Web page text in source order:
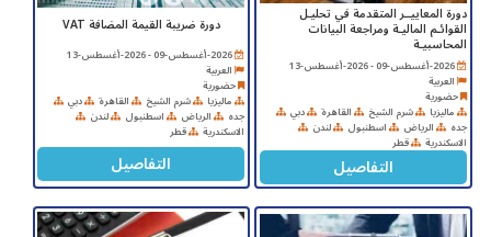
دورة المعاييــر المتقدمة في تحليـل
القوائـم الماليـة ومراجعة البيانات
المحاسبيـة
2026-أغسطس-09 - 2026-أغسطس-13
العربية
حضورية
ماليزيا شرم الشيخ القاهرة دبي
جده الرياض اسطنبول لندن
الاسكندرية قطر
التفاصيل
دورة ضريبة القيمة المضافة VAT
2026-أغسطس-09 - 2026-أغسطس-13
العربية
حضورية
ماليزيا شرم الشيخ القاهرة دبي
جده الرياض اسطنبول لندن
الاسكندرية قطر
التفاصيل